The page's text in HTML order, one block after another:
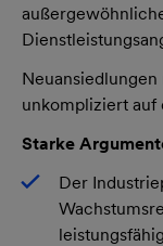
unkompliziert auf
Starke
Der